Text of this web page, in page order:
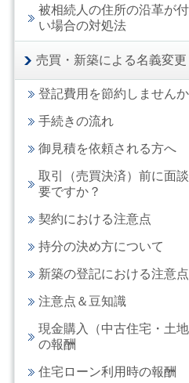
被相続人の住所の沿革が
い場合の対処法
売買・新築による名義変更
登記費用を節約しませんか
手続きの流れ
御見積を依頼される方へ
取引（売買決済）前に面
要ですか？
契約における注意点
持分の決め方について
新築の登記における注意点
注意点＆豆知識
現金購入（中古住宅・土
の報酬
住宅ローン利用時の報酬